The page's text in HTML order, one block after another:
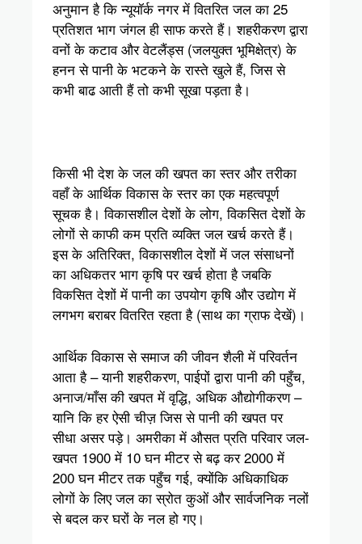
अनुमान है कि न्यूयॉर्क नगर में वितरित जल का 25
प्रतिशत भाग जंगल ही साफ करते हैं। शहरीकरण द्वारा
वनों के कटाव और वेटलैंड्स (जलयुक्त भूमिक्षेत्र) के
हनन से पानी के भटकने के रास्ते खुले हैं, जिस से
कभी बाढ आती हैं तो कभी सूखा पड़ता है।
किसी भी देश के जल की खपत का स्तर और तरीका
वहाँ के आर्थिक विकास के स्तर का एक महत्वपूर्ण
सूचक है। विकासशील देशों के लोग, विकसित देशों के
लोगों से काफी कम प्रति व्यक्ति जल खर्च करते हैं।
इस के अतिरिक्त, विकासशील देशों में जल संसाधनों
का अधिकतर भाग कृषि पर खर्च होता है जबकि
विकसित देशों में पानी का उपयोग कृषि और उद्योग में
लगभग बराबर वितरित रहता है (साथ का ग्राफ देखें)।
आर्थिक विकास से समाज की जीवन शैली में परिवर्तन
आता है – यानी शहरीकरण, पाईपों द्वारा पानी की पहुँच,
अनाज/माँस की खपत में वृद्धि, अधिक औद्योगीकरण –
यानि कि हर ऐसी चीज़ जिस से पानी की खपत पर
सीधा असर पड़े। अमरीका में औसत प्रति परिवार जल-
खपत 1900 में 10 घन मीटर से बढ़ कर 2000 में
200 घन मीटर तक पहुँच गई, क्योंकि अधिकाधिक
लोगों के लिए जल का स्रोत कुओं और सार्वजनिक नलों
से बदल कर घरों के नल हो गए।